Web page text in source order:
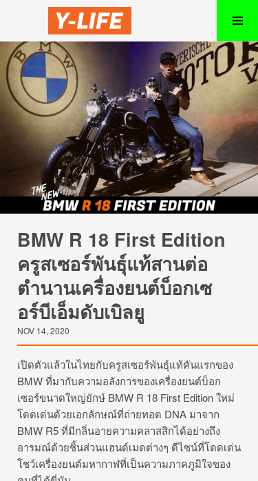
BMW R 18 First Edition
ครูสเซอร์พันธุ์แท้สานต่อ
ตำนานเครื่องยนต์บ็อกเซ
อร์บีเอ็มดับเบิลยู
NOV 14, 2020
เปิดตัวแล้วในไทยกับครูสเซอร์พันธุ์แท้คันแรกของ
BMW ที่มากับความอลังการของเครื่องยนต์บ็อก
เซอร์ขนาดใหญ่ยักษ์ BMW R 18 First Edition ใหม่
โดดเด่นด้วยเอกลักษณ์ที่ถ่ายทอด DNA มาจาก
BMW R5 ที่มีกลิ่นอายความคลาสสิกได้อย่างถึง
อารมณ์ด้วยชิ้นส่วนแฮนด์เมดต่างๆ ดีไซน์ที่โดดเด่น
โชว์เครื่องยนต์มหากาฬที่เป็นความภาคภูมิใจของ